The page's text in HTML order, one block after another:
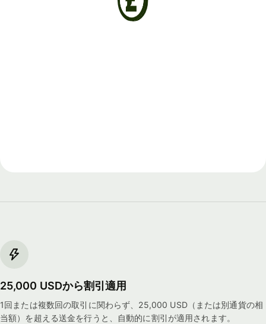
25,000 USDから割引適用
1回または複数回の取引に関わらず、25,000 USD（または別通貨の相
当額）を超える送金を行うと、自動的に割引が適用されます。